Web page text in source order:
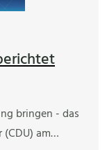
bringen - das
am…